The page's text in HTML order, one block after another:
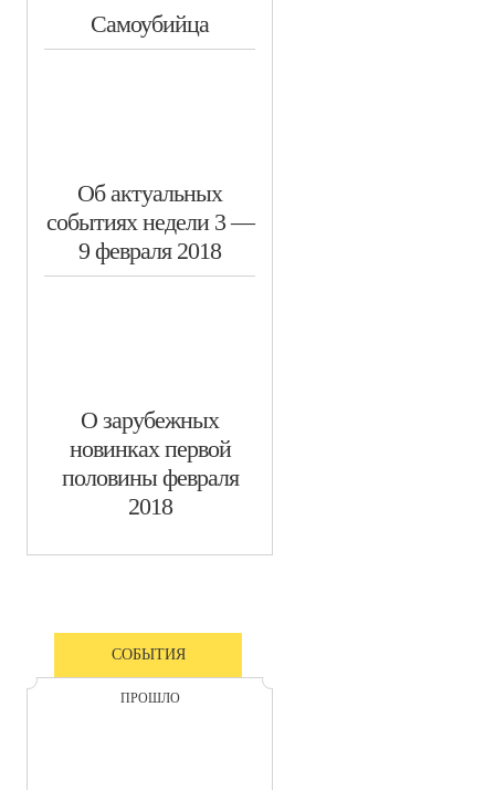
​Самоубийца
Об актуальных
событиях недели 3 —
9 февраля 2018
​О зарубежных
новинках первой
половины февраля
2018
СОБЫТИЯ
ПРОШЛО